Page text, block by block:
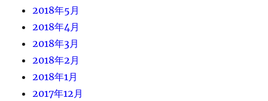
2018年5月
2018年4月
2018年3月
2018年2月
2018年1月
2017年12月